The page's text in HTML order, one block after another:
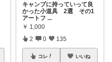
キャンプに持っていって良
かった小道具 2選 その1
アートフ ...
￥ 1,000
2 0 135
コレ いいね